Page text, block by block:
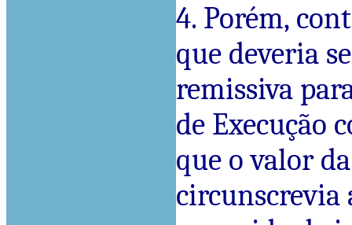
4. Porém,
que deveria
remissiva
de Execução
que o valor
circunscrevia